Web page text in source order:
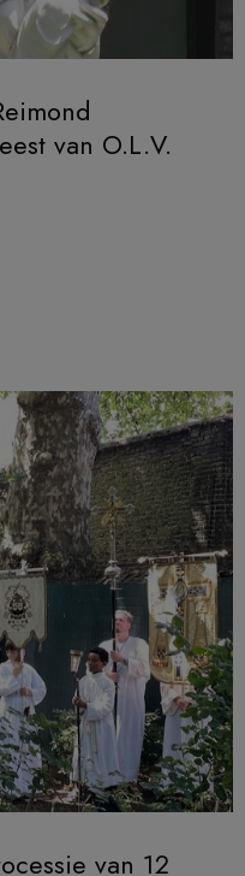
van O.L.V.
van 12